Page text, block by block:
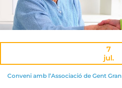
7
jul.
Conveni amb l’Associació de Gent